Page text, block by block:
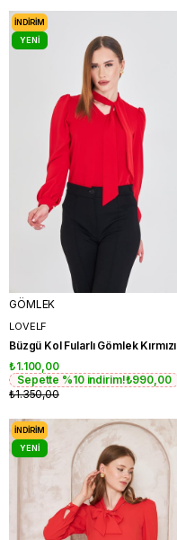
GÖMLEK
LOVELF
Büzgü Kol Fularlı Gömlek Kırmızı
₺1.100,00
Sepette %10 indirim!₺990,00
₺1.350,00
İNDIRIM
YENI
İNDIRIM
YENI